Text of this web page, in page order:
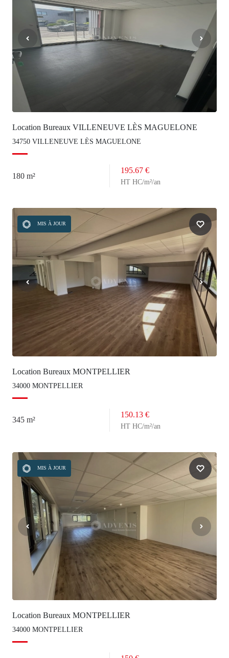
Location Bureaux VILLENEUVE LÈS MAGUELONE
34750 VILLENEUVE LÈS MAGUELONE
180 m²
195.67 €
HT HC/m²/an
MIS À JOUR
Location Bureaux MONTPELLIER
34000 MONTPELLIER
345 m²
150.13 €
HT HC/m²/an
MIS À JOUR
Location Bureaux MONTPELLIER
34000 MONTPELLIER